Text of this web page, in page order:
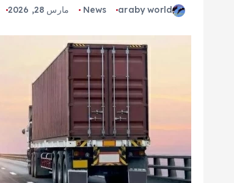
araby world
News مارس 28, 2026